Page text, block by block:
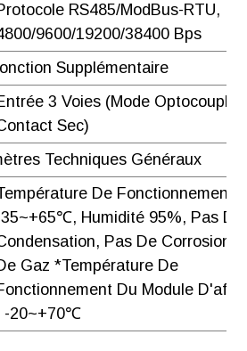
RS485/ModBus-RTU,
9600/19200/38400 Bps
Supplémentaire
3 Voies (mode
Sec)
Techniques Généraux
De Fonctionnement :
Humidité 95%, Pas De
Pas De Corrosion,
Gaz *Température De
Du Module
-20~+70℃